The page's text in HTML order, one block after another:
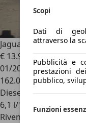
Jaguar XJXJ 3.0D V6
€ 13.999
01/2013
162.000 km
Diesel
6,1 l/100 km (comb.)
Rivenditore
Scopi
Dati di
attraverso la
Pubblicità e
prestazioni
pubblico,
Funzioni